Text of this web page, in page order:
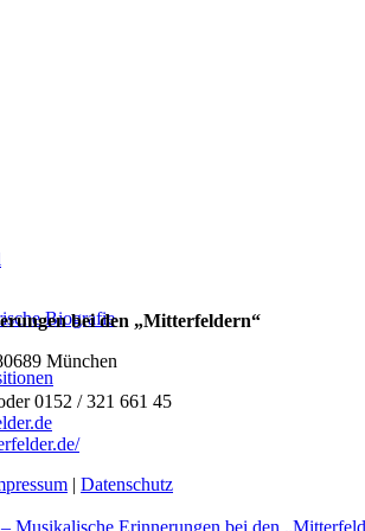
Biografie
bei den „Mitterfeldern“
München
0152 / 321 661 45
| Datenschutz
Erinnerungen bei den